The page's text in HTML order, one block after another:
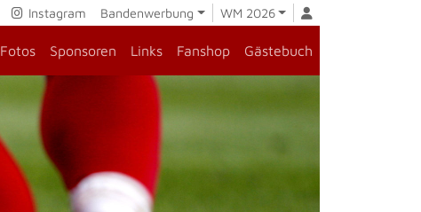
Instagram Bandenwerbung WM 2026
Fotos Sponsoren Links Fanshop Gästebuch